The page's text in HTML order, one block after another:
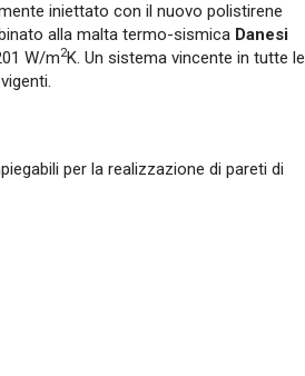
iniettato con il nuovo polistirene
alla malta termo-sismica Danesi
W/m2K. Un sistema vincente in tutte le
per la realizzazione di pareti di